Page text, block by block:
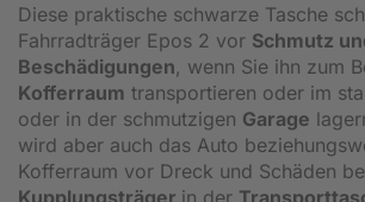
Diese praktische schwarze Tasche
Fahrradträger Epos 2 vor Schmutz
Beschädigungen, wenn Sie ihn zum
Kofferraum transportieren oder im
oder in der schmutzigen Garage
wird aber auch das Auto
Kofferraum vor Dreck und Schäden
Kupplungsträger in der